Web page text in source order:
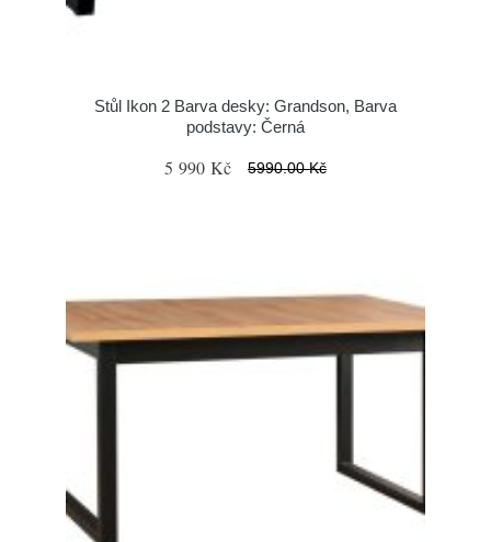
Stůl Ikon 2 Barva desky: Grandson, Barva
podstavy: Černá
5 990 Kč 5990.00 Kč